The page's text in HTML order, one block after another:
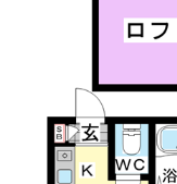
ペット飼育可物件
地域から探す
地図から探す